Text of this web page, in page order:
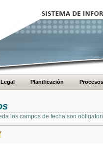
Planificación Procesos
los campos de fecha son